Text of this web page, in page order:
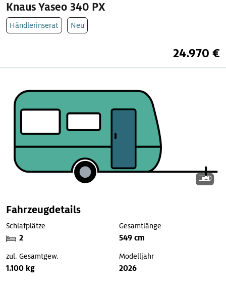
Knaus Yaseo 340 PX
Händlerinserat Neu
24.970 €
Fahrzeugdetails
Schlafplätze
2
Gesamtlänge
549 cm
zul. Gesamtgew.
1.100 kg
Modelljahr
2026